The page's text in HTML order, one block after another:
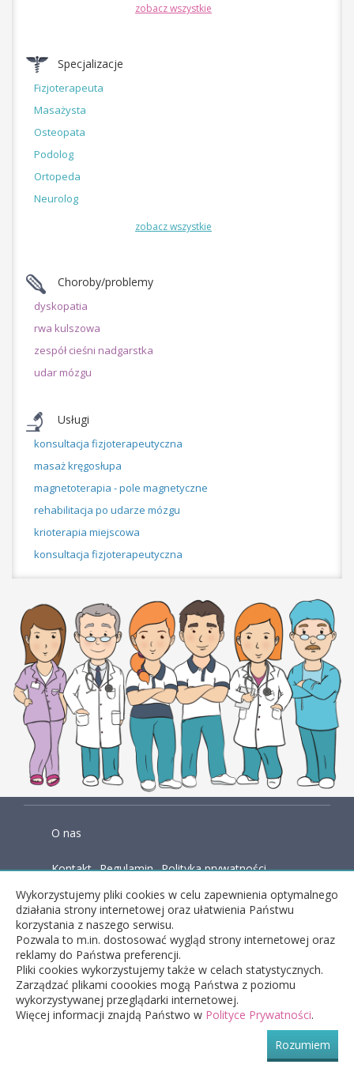
zobacz wszystkie
Specjalizacje
Fizjoterapeuta
Masażysta
Osteopata
Podolog
Ortopeda
Neurolog
zobacz wszystkie
Choroby/problemy
dyskopatia
rwa kulszowa
zespół cieśni nadgarstka
udar mózgu
Usługi
konsultacja fizjoterapeutyczna
masaż kręgosłupa
magnetoterapia - pole magnetyczne
rehabilitacja po udarze mózgu
krioterapia miejscowa
konsultacja fizjoterapeutyczna
O nas
Kontakt Regulamin Polityka prywatności
Baza wiedzy
facebook
copyright © 2026 Dobryfizjo - wyszukiwarka
Wykorzystujemy pliki cookies w celu zapewnienia optymalnego
działania strony internetowej oraz ułatwienia Państwu
korzystania z naszego serwisu.
Pozwala to m.in. dostosować wygląd strony internetowej oraz
reklamy do Państwa preferencji.
Pliki cookies wykorzystujemy także w celach statystycznych.
Zarządzać plikami coookies mogą Państwa z poziomu
wykorzystywanej przeglądarki internetowej.
Więcej informacji znajdą Państwo w Polityce Prywatności.
Rozumiem